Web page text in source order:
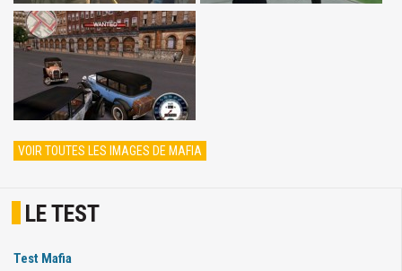
VOIR TOUTES LES IMAGES DE MAFIA
LE TEST
Test Mafia